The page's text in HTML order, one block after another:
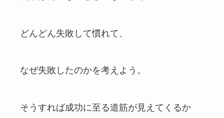
どんどん失敗して慣れて、
なぜ失敗したのかを考えよう。
そうすれば成功に至る道筋が見えてくるか